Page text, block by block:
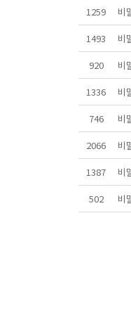
1259
비
1493
비
920
비
1336
비
746
비
2066
비
1387
비
502
비